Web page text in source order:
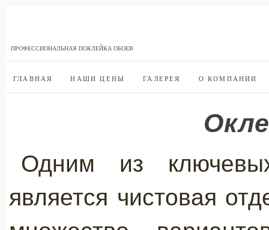
ПРОФЕССИОНАЛЬНАЯ ПОКЛЕЙКА ОБОЕВ
ГЛАВНАЯ НАШИ ЦЕНЫ ГАЛЕРЕЯ О КОМПАНИИ
Одним из
является чистовая